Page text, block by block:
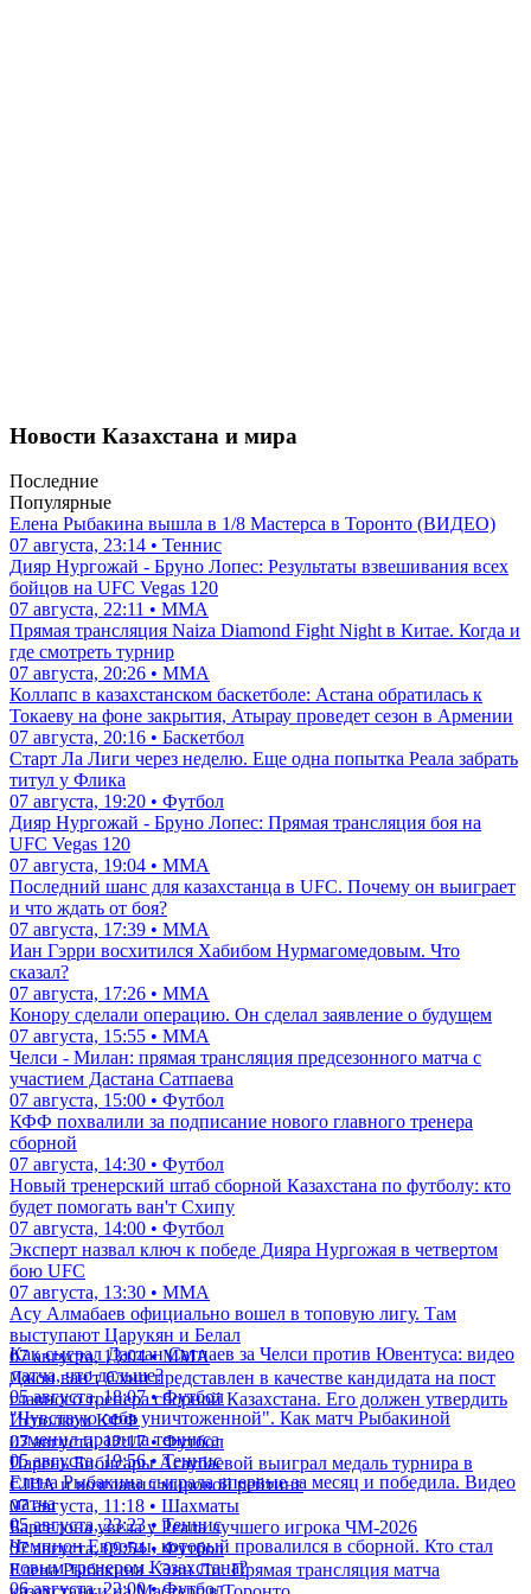
Новости Казахстана и мира
Последние
Популярные
Елена Рыбакина вышла в 1/8 Мастерса в Торонто (ВИДЕО)
07 августа, 23:14 • Теннис
Дияр Нургожай - Бруно Лопес: Результаты взвешивания всех
бойцов на UFC Vegas 120
07 августа, 22:11 • ММА
Прямая трансляция Naiza Diamond Fight Night в Китае. Когда и
где смотреть турнир
07 августа, 20:26 • ММА
Коллапс в казахстанском баскетболе: Астана обратилась к
Токаеву на фоне закрытия, Атырау проведет сезон в Армении
07 августа, 20:16 • Баскетбол
Старт Ла Лиги через неделю. Еще одна попытка Реала забрать
титул у Флика
07 августа, 19:20 • Футбол
Дияр Нургожай - Бруно Лопес: Прямая трансляция боя на
UFC Vegas 120
07 августа, 19:04 • ММА
Последний шанс для казахстанца в UFC. Почему он выиграет
и что ждать от боя?
07 августа, 17:39 • ММА
Иан Гэрри восхитился Хабибом Нурмагомедовым. Что
сказал?
07 августа, 17:26 • ММА
Конору сделали операцию. Он сделал заявление о будущем
07 августа, 15:55 • ММА
Челси - Милан: прямая трансляция предсезонного матча с
участием Дастана Сатпаева
07 августа, 15:00 • Футбол
КФФ похвалили за подписание нового главного тренера
сборной
07 августа, 14:30 • Футбол
Новый тренерский штаб сборной Казахстана по футболу: кто
будет помогать ван'т Схипу
07 августа, 14:00 • Футбол
Эксперт назвал ключ к победе Дияра Нургожая в четвертом
бою UFC
07 августа, 13:30 • ММА
Асу Алмабаев официально вошел в топовую лигу. Там
выступают Царукян и Белал
07 августа, 13:04 • ММА
Джон ван'т Схип представлен в качестве кандидата на пост
главного тренера сборной Казахстана. Его должен утвердить
Исполком КФФ
07 августа, 12:17 • Футбол
Парень Бибисары Асаубаевой выиграл медаль турнира в
США и возглавил мировой рейтинг
07 августа, 11:18 • Шахматы
Барселона увела у Реала лучшего игрока ЧМ-2026
07 августа, 09:54 • Футбол
Елена Рыбакина - Энн Ли. Прямая трансляция матча
Как сыграл Дастан Сатпаев за Челси против Ювентуса: видео
матча, что дальше?
05 августа, 18:07 • Футбол
"Чувствую себя уничтоженной". Как матч Рыбакиной
изменил правила тенниса
05 августа, 19:56 • Теннис
Елена Рыбакина сыграла впервые за месяц и победила. Видео
матча
05 августа, 23:23 • Теннис
Чемпион Европы, который провалился в сборной. Кто стал
новым тренером Казахстана?
06 августа, 22:00 • Футбол